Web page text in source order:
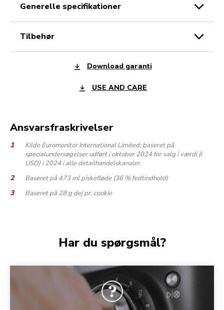
generelle specifikationer
tilbehør
Download garanti
USE AND CARE
Ansvarsfraskrivelser
Kilde Euromonitor International Limited; baseret på
specialundersøgelser udført i oktober 2024 for salg i værdi (i
USD) i 2024 i alle detailhandelskanaler.
Baseret på 473 ml piskefløde (36 % fedtindhold)
Baseret på 28 g dej pr. cookie
Har du spørgsmål?